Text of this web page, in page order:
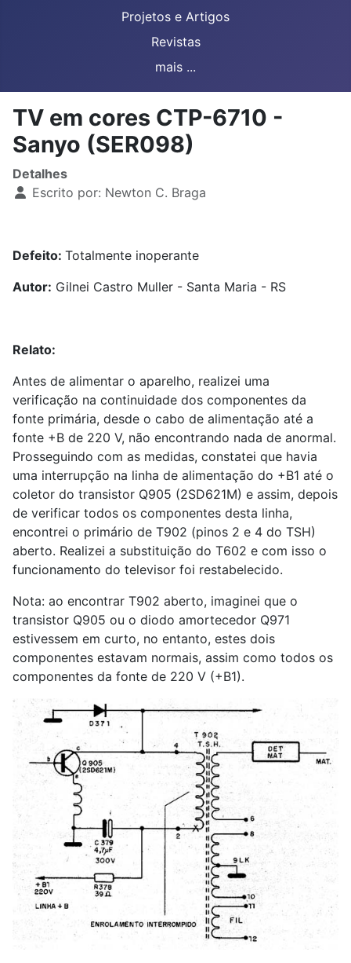
Projetos e Artigos
Revistas
mais ...
TV em cores CTP-6710 -
Sanyo (SER098)
Detalhes
Escrito por: Newton C. Braga
Defeito: Totalmente inoperante
Autor: Gilnei Castro Muller - Santa Maria - RS
Relato:
Antes de alimentar o aparelho, realizei uma
verificação na continuidade dos componentes da
fonte primária, desde o cabo de alimentação até a
fonte +B de 220 V, não encontrando nada de anormal.
Prosseguindo com as medidas, constatei que havia
uma interrupção na linha de alimentação do +B1 até o
coletor do transistor Q905 (2SD621M) e assim, depois
de verificar todos os componentes desta linha,
encontrei o primário de T902 (pinos 2 e 4 do TSH)
aberto. Realizei a substituição do T602 e com isso o
funcionamento do televisor foi restabelecido.
Nota: ao encontrar T902 aberto, imaginei que o
transistor Q905 ou o diodo amortecedor Q971
estivessem em curto, no entanto, estes dois
componentes estavam normais, assim como todos os
componentes da fonte de 220 V (+B1).